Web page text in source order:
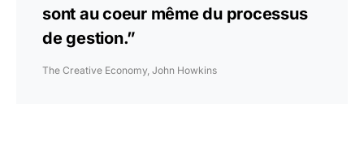
sont au coeur même du processus
de gestion.”
The Creative Economy, John Howkins